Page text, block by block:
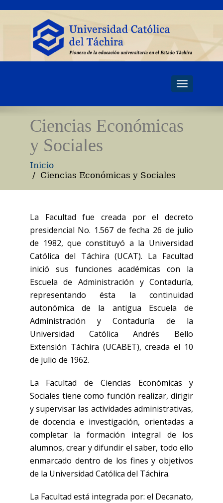
Toggle
Ciencias Económicas
y Sociales
Inicio
Ciencias Económicas y Sociales
La Facultad fue creada por el decreto
presidencial No. 1.567 de fecha 26 de julio
de 1982, que constituyó a la Universidad
Católica del Táchira (UCAT). La Facultad
inició sus funciones académicas con la
Escuela de Administración y Contaduría,
representando ésta la continuidad
autonómica de la antigua Escuela de
Administración y Contaduría de la
Universidad Católica Andrés Bello
Extensión Táchira (UCABET), creada el 10
de julio de 1962.
La Facultad de Ciencias Económicas y
Sociales tiene como función realizar, dirigir
y supervisar las actividades administrativas,
de docencia e investigación, orientadas a
completar la formación integral de los
alumnos, crear y difundir el saber, todo ello
enmarcado dentro de los fines y objetivos
de la Universidad Católica del Táchira.
La Facultad está integrada por: el Decanato,